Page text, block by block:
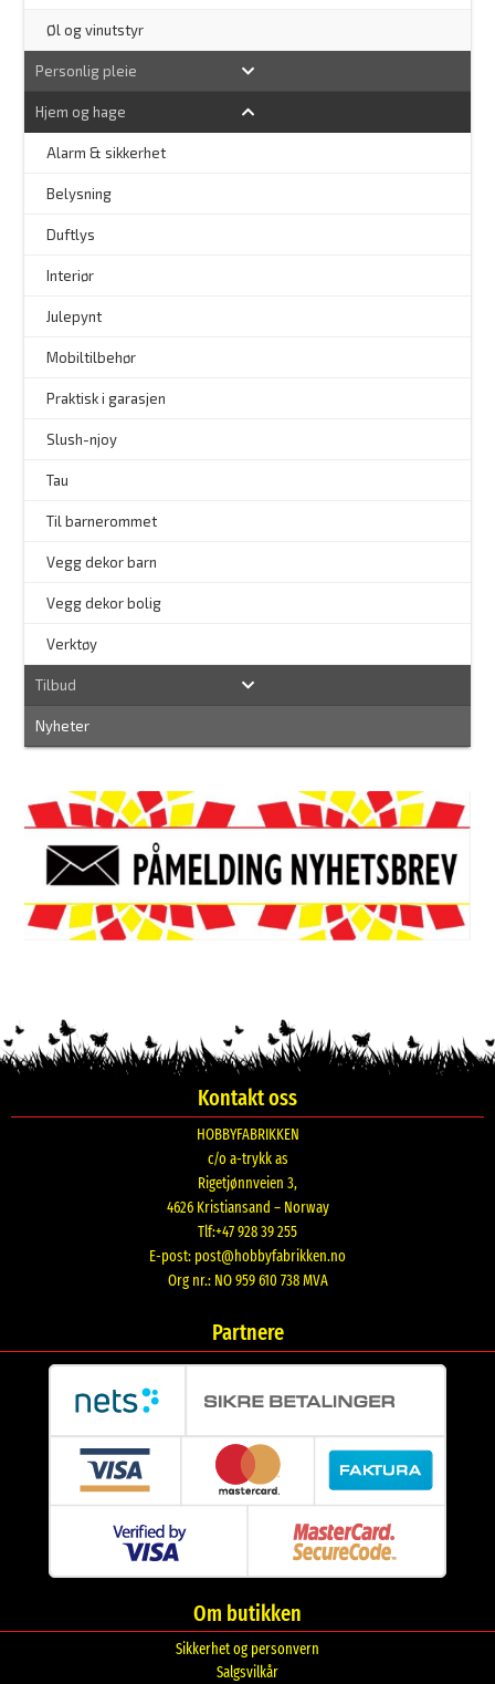
Øl og vinutstyr
Personlig pleie
Hjem og hage
Alarm & sikkerhet
Belysning
Duftlys
Interiør
Julepynt
Mobiltilbehør
Praktisk i garasjen
Slush-njoy
Tau
Til barnerommet
Vegg dekor barn
Vegg dekor bolig
Verktøy
Tilbud
Nyheter
Kontakt oss
HOBBYFABRIKKEN
c/o a-trykk as
Rigetjønnveien 3,
4626 Kristiansand – Norway
Tlf:+47 928 39 255
E-post: post@hobbyfabrikken.no
Org nr.: NO 959 610 738 MVA
Partnere
Om butikken
Sikkerhet og personvern
Salgsvilkår